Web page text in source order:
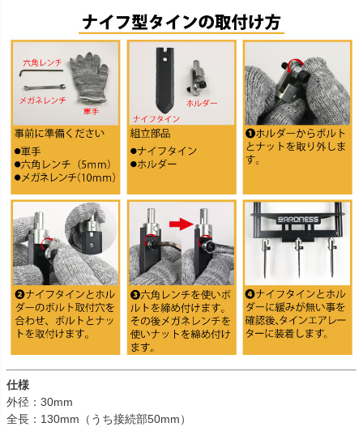
仕様
外径：30mm
全長：130mm（うち接続部50mm）